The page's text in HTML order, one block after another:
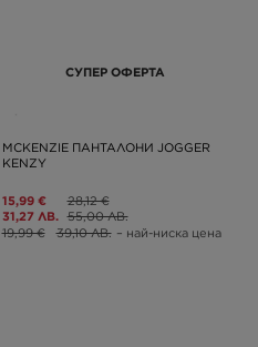
СУПЕР ОФЕРТА
MCKENZIE ПАНТАЛОНИ JOGGER
KENZY
15,99 €
31,27 ЛВ.
28,12 €
55,00 ЛВ.
19,99 €
39,10 ЛВ. – най-ниска цена